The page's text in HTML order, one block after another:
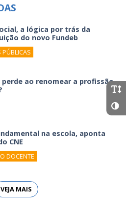
a lógica por trás da
do novo Fundeb
PÚBLICAS
perde ao renomear a profissão
na escola, aponta
CNE
DOCENTE
VEJA MAIS